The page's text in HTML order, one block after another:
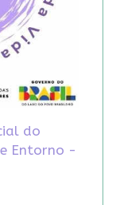
do
Entorno -